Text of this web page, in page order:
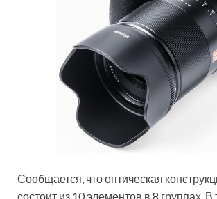
Сообщается, что оптическая
состоит из 10 элементов в 8 группах. В